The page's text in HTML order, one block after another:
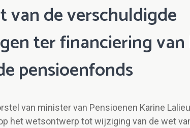
van de verschuldigde
ter financiering
pensioenfonds
van minister van Pensioenen Karine
het wetsontwerp tot wijziging van de wet